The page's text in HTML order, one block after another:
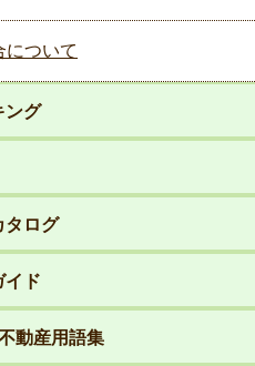
について
ング
タログ
イド
動産用語集